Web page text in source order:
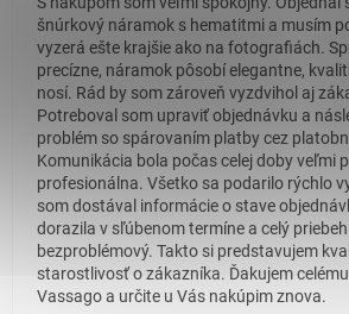
šnúrkový náramok s hematitmi a musím
vyzerá ešte krajšie ako na fotografiách.
precízne, náramok pôsobí elegantne,
nosí. Rád by som zároveň vyzdvihol aj
Potreboval som upraviť objednávku a
problém so spárovaním platby cez
Komunikácia bola počas celej doby veľmi
profesionálna. Všetko sa podarilo rýchlo
som dostával informácie o stave
dorazila v sľúbenom termíne a celý
bezproblémový. Takto si predstavujem
starostlivosť o zákazníka. Ďakujem
Vassago a určite u Vás nakúpim znova.